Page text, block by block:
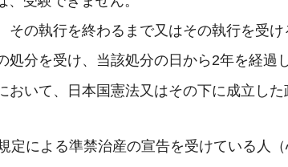
その執行を終わるまで又はその執行を受
処分を受け、当該処分の日から2年を経過
おいて、日本国憲法又はその下に成立し
定による準禁治産の宣告を受けている人